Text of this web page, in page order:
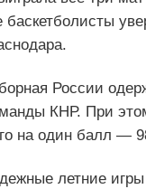
России
КНР. При
на один балл —
летние